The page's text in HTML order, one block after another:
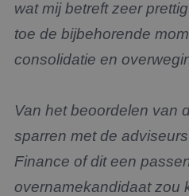
wat mij betreft zeer
toe de bijbehorende
consolidatie en
Van het beoordelen van
sparren met de
Finance of dit een
overnamekandidaat zou